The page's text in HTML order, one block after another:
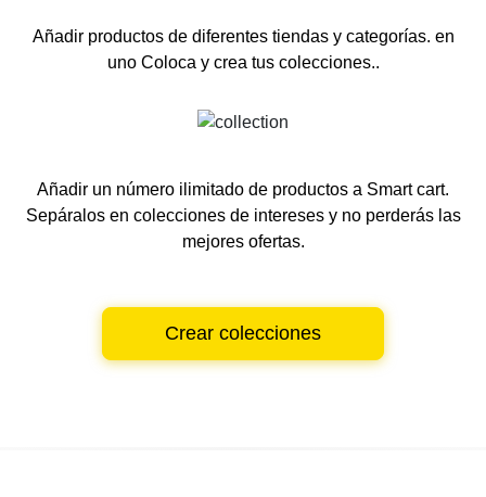
Añadir productos de diferentes tiendas y categorías. en
unoColoca y crea tus colecciones..
Añadir un número ilimitado de productos a Smart cart.
Sepáralos en colecciones de intereses y no perderás las
mejores ofertas.
Crear colecciones